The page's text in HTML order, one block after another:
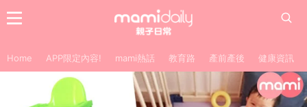
Home APP限定內容! mami熱話 教育路 產前產後 健康資訊